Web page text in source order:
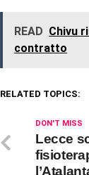
READ Chivu
contratto
RELATED TOPICS:
DON'T MISS
Lecce